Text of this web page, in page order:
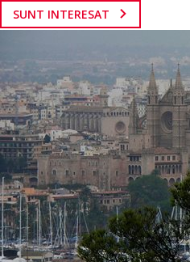
SUNT INTERESAT